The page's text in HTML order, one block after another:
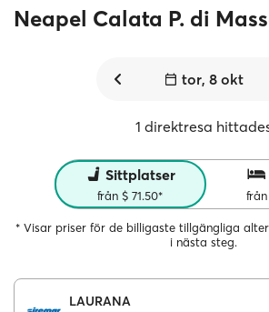
Neapel Calata P. di
tor, 8 okt
1 direktresa
Sittplatser
från $ 71.50* från
* Visar priser för de billigaste tillgängliga
i nästa steg.
LAURANA